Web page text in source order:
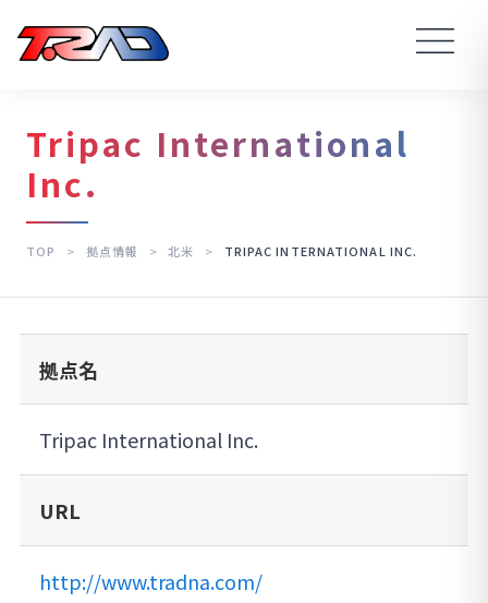
Tripac International
Inc.
TOP > 拠点情報 > 北米 > TRIPAC INTERNATIONAL INC.
拠点名
Tripac International Inc.
URL
http://www.tradna.com/